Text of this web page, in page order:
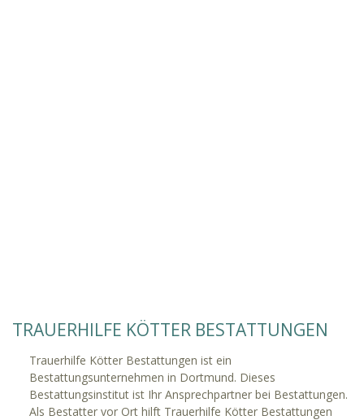
TRAUERHILFE KÖTTER BESTATTUNGEN
Trauerhilfe Kötter Bestattungen ist ein
Bestattungsunternehmen in Dortmund. Dieses
Bestattungsinstitut ist Ihr Ansprechpartner bei Bestattungen.
Als Bestatter vor Ort hilft Trauerhilfe Kötter Bestattungen